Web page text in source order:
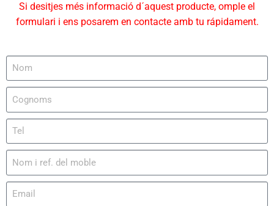
Si desitjes més informació d´aquest producte, omple el
formulari i ens posarem en contacte amb tu rápidament.